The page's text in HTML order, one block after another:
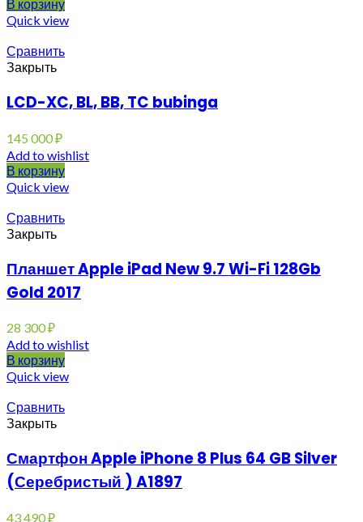
В корзину
Quick view
Сравнить
Закрыть
LCD-XC, BL, BB, TC bubinga
145 000₽
Add to wishlist
В корзину
Quick view
Сравнить
Закрыть
Планшет Apple iPad New 9.7 Wi-Fi 128Gb
Gold 2017
28 300₽
Add to wishlist
В корзину
Quick view
Сравнить
Закрыть
Смартфон Apple iPhone 8 Plus 64 GB Silver
(Серебристый ) A1897
43 490₽